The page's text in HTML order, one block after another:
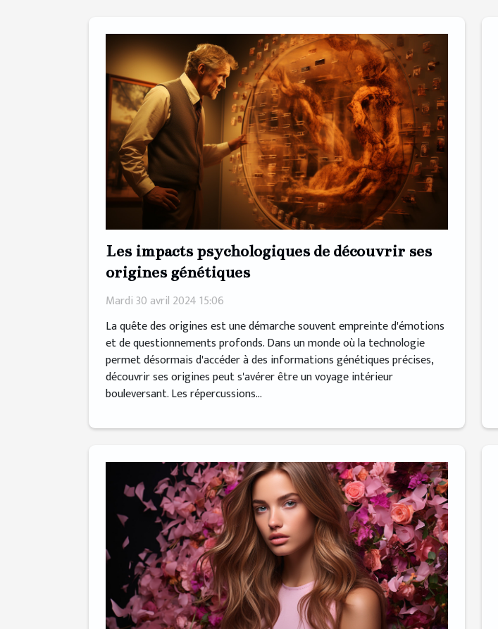
Les impacts psychologiques de découvrir ses
origines génétiques
Mardi 30 avril 2024 15:06
La quête des origines est une démarche souvent empreinte d'émotions
et de questionnements profonds. Dans un monde où la technologie
permet désormais d'accéder à des informations génétiques précises,
découvrir ses origines peut s'avérer être un voyage intérieur
bouleversant. Les répercussions...